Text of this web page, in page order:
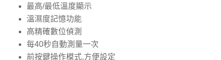
最高/最低溫度顯示
溫濕度記憶功能
高精確數位偵測
每40秒自動測量一次
前按鍵操作模式,方便設定